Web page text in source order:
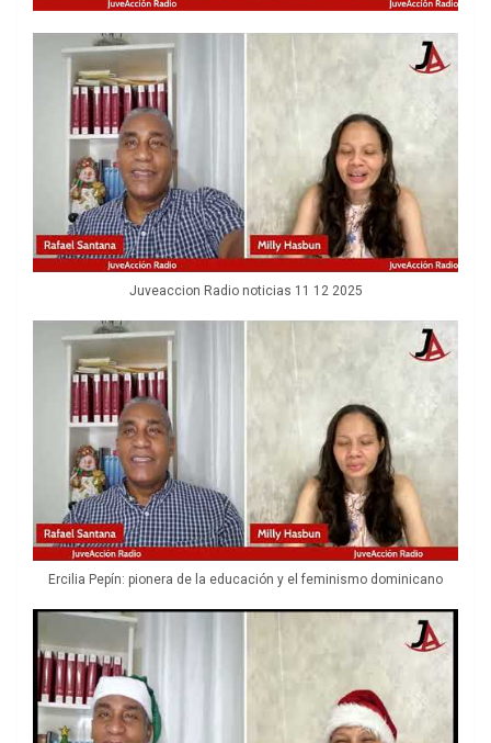
Juveaccion Radio noticias 11 12 2025
Ercilia Pepín: pionera de la educación y el feminismo dominicano